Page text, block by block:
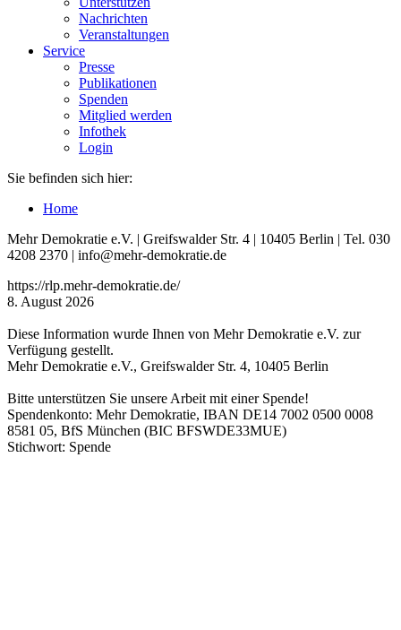
Nachrichten
Veranstaltungen
Service
Presse
Publikationen
Spenden
Mitglied werden
Infothek
Login
Sie befinden sich hier:
Home
Mehr Demokratie e.V. | Greifswalder Str. 4 | 10405 Berlin | Tel. 030
4208 2370 | info@mehr-demokratie.de
https://rlp.mehr-demokratie.de/
8. August 2026
Diese Information wurde Ihnen von Mehr Demokratie e.V. zur
Verfügung gestellt.
Mehr Demokratie e.V., Greifswalder Str. 4, 10405 Berlin
Bitte unterstützen Sie unsere Arbeit mit einer Spende!
Spendenkonto: Mehr Demokratie, IBAN DE14 7002 0500 0008
8581 05, BfS München (BIC BFSWDE33MUE)
Stichwort: Spende